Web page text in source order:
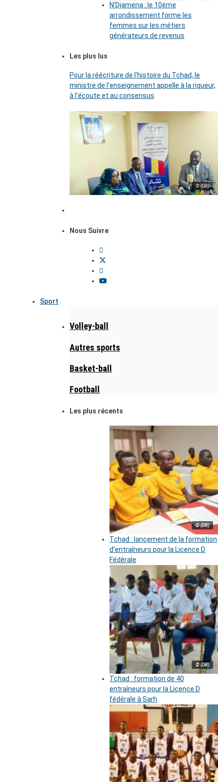
N’Djamena : le 10ème
arrondissement forme les
femmes sur les métiers
générateurs de revenus
Les plus lus
Pour la réécriture de l’histoire du Tchad, le
ministre de l’enseignement appelle à la rigueur,
à l’écoute et au consensus
© (DR)
Nous Suivre
Sport
Volley-ball
Autres sports
Basket-ball
Football
Les plus récents
© (DR)
Tchad : lancement de la formation
d’entraîneurs pour la Licence D
Fédérale
© (DR)
Tchad : formation de 40
entraîneurs pour la Licence D
fédérale à Sarh